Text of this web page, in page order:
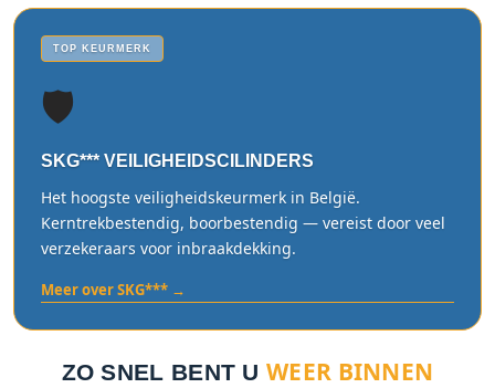
TOP KEURMERK
🛡️
SKG*** VEILIGHEIDSCILINDERS
Het hoogste veiligheidskeurmerk in België.
Kerntrekbestendig, boorbestendig — vereist door veel
verzekeraars voor inbraakdekking.
Meer over SKG*** →
ZO SNEL BENT UWEER BINNEN